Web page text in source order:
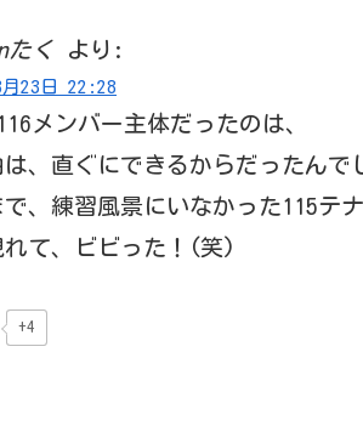
たく より:
月23日 22:28
メンバー主体だったのは、
は、直ぐにできるからだったん
で、練習風景にいなかった115テ
れて、ビビった！(笑)
+4